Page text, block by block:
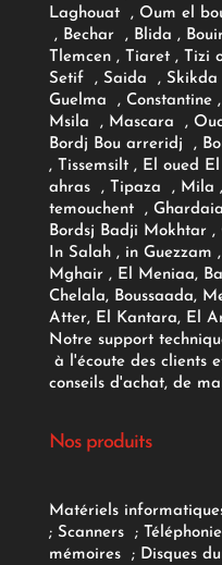
Laghouat , Oum el
, Bechar , Blida ,
Tlemcen , Tiaret ,
Setif , Saida ,
Guelma ,
Msila , Mascara ,
Bordj Bou arreridj ,
, Tissemsilt , El oued
ahras , Tipaza , Mila
temouchent ,
Bordsj Badji Mokhtar ,
In Salah , in Guezzam
Mghair , El Meniaa,
Chelala, Boussaada,
Atter, El Kantara, El
Notre support
à l'écoute des clients
conseils d'achat, de
Nos produits
Matériels
; Scanners ; Téléphonie
mémoires
; Disques